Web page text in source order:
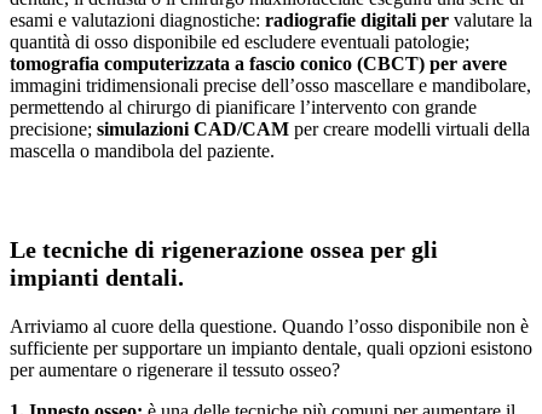
esami e valutazioni diagnostiche: radiografie digitali per valutare la
quantità di osso disponibile ed escludere eventuali patologie;
tomografia computerizzata a fascio conico (CBCT) per avere
immagini tridimensionali precise dell’osso mascellare e mandibolare,
permettendo al chirurgo di pianificare l’intervento con grande
precisione; simulazioni CAD/CAM per creare modelli virtuali della
mascella o mandibola del paziente.
Le tecniche di rigenerazione ossea per gli
impianti dentali.
Arriviamo al cuore della questione. Quando l’osso disponibile non è
sufficiente per supportare un impianto dentale, quali opzioni esistono
per aumentare o rigenerare il tessuto osseo?